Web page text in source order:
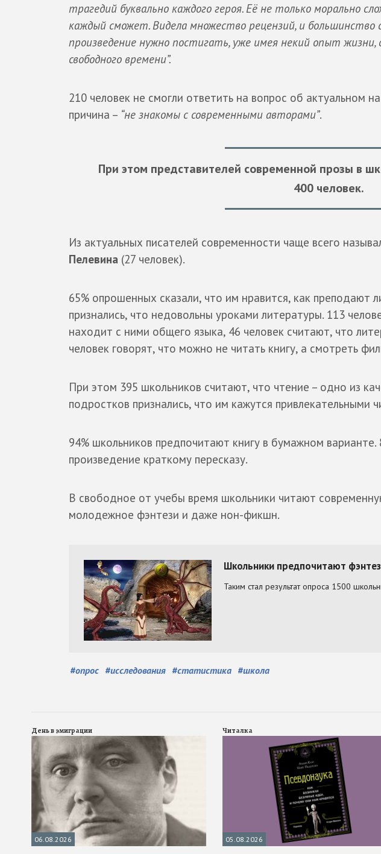
трагедий буквально каждого героя. Её не только морально
каждый сможет. Видела множество рецензий, и большинство
произведение нужно постигать, уже имея некий опыт
свободного времени”.
210 человек не смогли ответить на вопрос об актуальном
причина – “не знакомы с современными авторами”.
При этом представителей современной прозы в
400 человек.
Из актуальных писателей современности чаще всего
Пелевина (27 человек).
65% опрошенных сказали, что им нравится, как преподают
признались, что недовольны уроками литературы. 113
находит с ними общего языка, 46 человек считают, что
человек говорят, что можно не читать книгу, а смотреть
При этом 395 школьников считают, что чтение – одно из
подростков признались, что им кажутся привлекательными
94% школьников предпочитают книгу в бумажном
произведение краткому пересказу.
В свободное от учебы время школьники читают
молодежное фэнтези и даже нон-фикшн.
#опрос #исследования #статистика #школа
День в эмиграции
06.08.2026
Читалка
05.08.2026